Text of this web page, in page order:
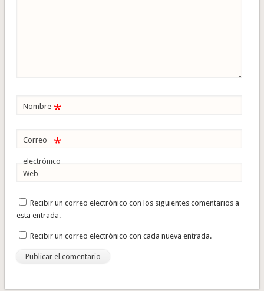
Nombre *
Correo
electrónico
*
Web
Recibir un correo electrónico con los siguientes comentarios a
esta entrada.
Recibir un correo electrónico con cada nueva entrada.